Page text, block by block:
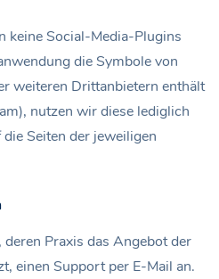
keine Social-Media-Plugins
die Symbole von
weiteren Drittanbietern enthält
nutzen wir diese lediglich
Seiten der jeweiligen
Praxis das Angebot der
einen Support per E-Mail an.